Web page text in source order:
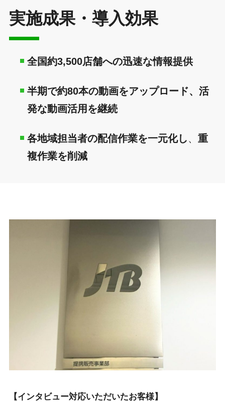
実施成果・導入効果
全国約3,500店舗への迅速な情報提供
半期で約80本の動画をアップロード、活
発な動画活用を継続
各地域担当者の配信作業を一元化し、 重
複作業を削減
【インタビュー対応いただいたお客様】